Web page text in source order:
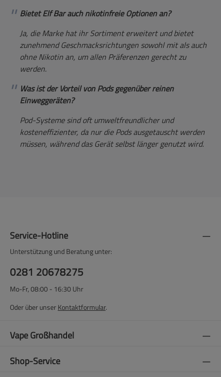
Bietet Elf Bar auch nikotinfreie Optionen an?
Ja, die Marke hat ihr Sortiment erweitert und bietet
zunehmend Geschmacksrichtungen sowohl mit als auch
ohne Nikotin an, um allen Präferenzen gerecht zu
werden.
Was ist der Vorteil von Pods gegenüber reinen
Einweggeräten?
Pod-Systeme sind oft umweltfreundlicher und
kosteneffizienter, da nur die Pods ausgetauscht werden
müssen, während das Gerät selbst länger genutzt wird.
Service-Hotline
Unterstützung und Beratung unter:
0281 20678275
Mo-Fr, 08:00 - 16:30 Uhr
Oder über unserKontaktformular.
Vape Großhandel
Shop-Service